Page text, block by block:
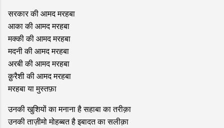
सरकार की आमद मरहबा
आका की आमद मरहबा
मक्की की आमद मरहबा
मदनी की आमद मरहबा
अरबी की आमद मरहबा
क़ुरैशी की आमद मरहबा
मरहबा या मुस्तफ़ा
उनकी खुशियों का मनाना है सहाबा का तरीक़ा
उनकी ताज़ीमो मोहब्बत है इबादत का सलीक़ा